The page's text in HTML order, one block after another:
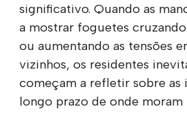
significativo. Quando as
a mostrar foguetes
ou aumentando as tensões
vizinhos, os residentes
começam a refletir sobre as
longo prazo de onde moram